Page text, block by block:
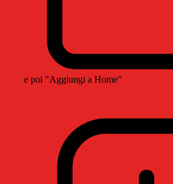
e poi "Aggiungi a Home"